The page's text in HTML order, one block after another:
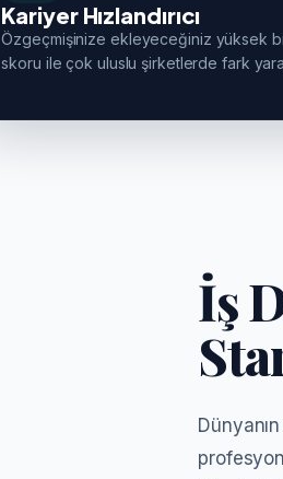
Kariyer Hızlandırıcı
Özgeçmişinize ekleyeceğiniz yüksek
skoru ile çok uluslu şirketlerde fark
İş